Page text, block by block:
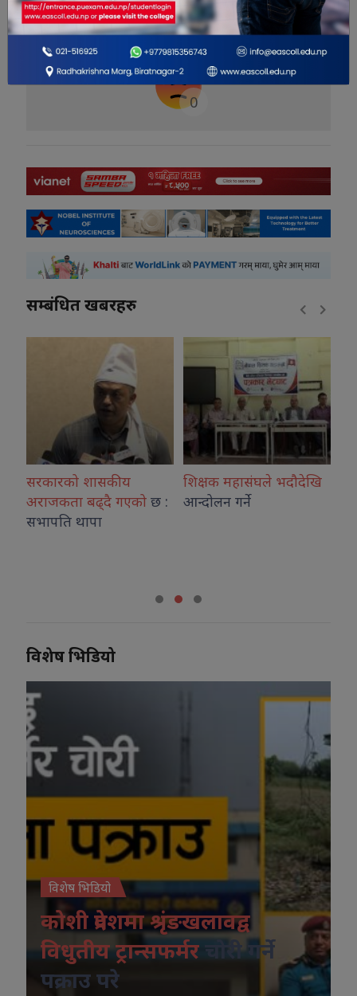
0 0 0 0 0
0
सम्बंधित खबरहरु
गएको छ :
शिक्षक महासंघले भदौदेखि
आन्दोलन गर्ने
आईसीयूमा रहेका
विशेष भिडियो
विशेष भिडियो
कोशी प्रदेशमा श्रृंङखलावद्व
विधुतीय ट्रान्सफर्मर
चोरी गर्ने
पक्राउ परे